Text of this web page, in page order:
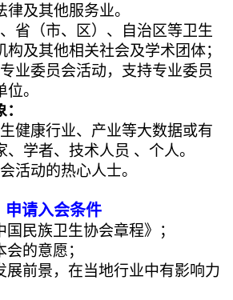
及其他服务业。
省（市、区）、自治区等卫生
及其他相关社会及学术团体；
业委员会活动，支持专业委员
。
健康行业、产业等大数据或有
学者、技术人员 、个人。
活动的热心人士。
申请入会条件
民族卫生协会章程》；
的意愿；
展前景，在当地行业中有影响力